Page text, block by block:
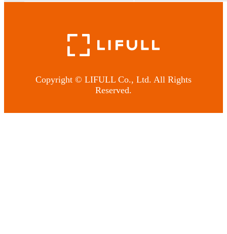
Copyright © LIFULL Co., Ltd. All Rights
Reserved.